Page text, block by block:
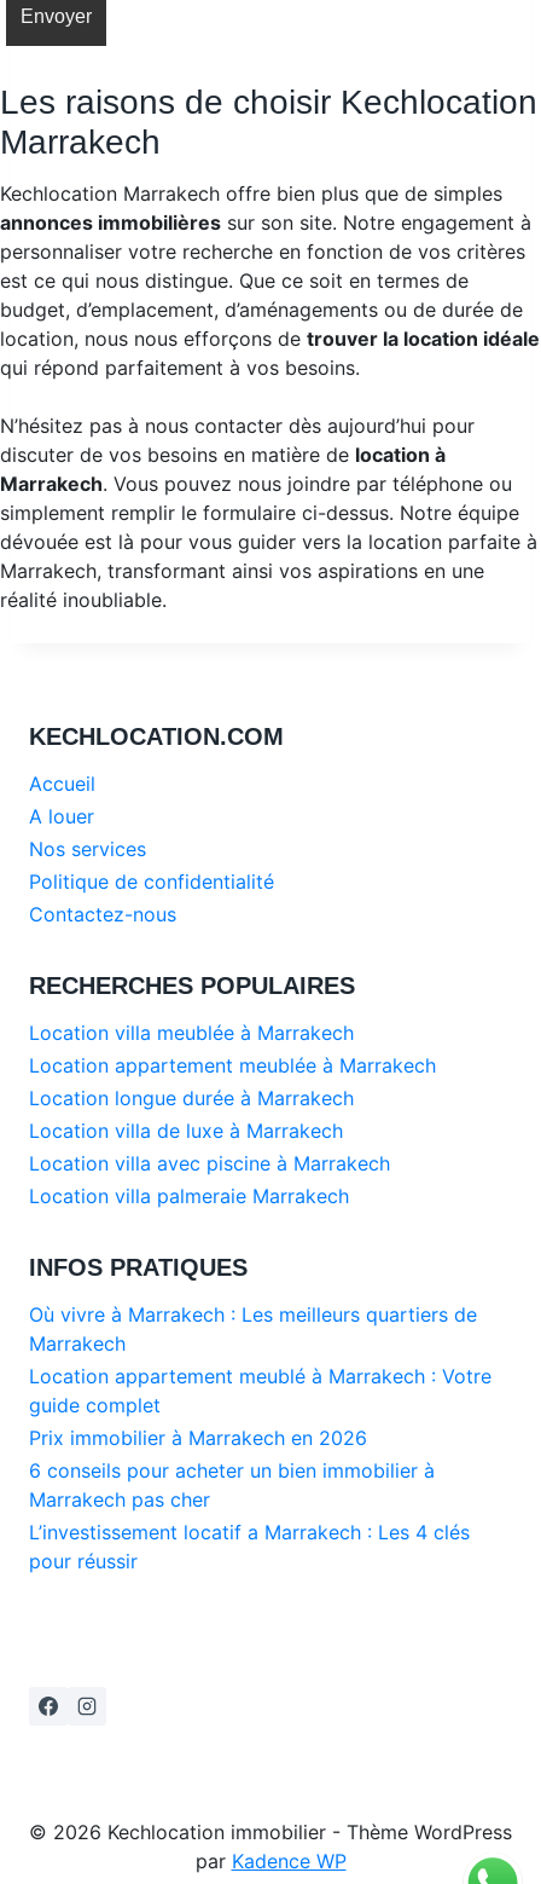
Les raisons de choisir Kechlocation
Marrakech
Kechlocation Marrakech offre bien plus que de simples
annonces immobilières sur son site. Notre engagement à
personnaliser votre recherche en fonction de vos critères
est ce qui nous distingue. Que ce soit en termes de
budget, d’emplacement, d’aménagements ou de durée de
location, nous nous efforçons de trouver la location idéale
qui répond parfaitement à vos besoins.
N’hésitez pas à nous contacter dès aujourd’hui pour
discuter de vos besoins en matière de location à
Marrakech. Vous pouvez nous joindre par téléphone ou
simplement remplir le formulaire ci-dessus. Notre équipe
dévouée est là pour vous guider vers la location parfaite à
Marrakech, transformant ainsi vos aspirations en une
réalité inoubliable.
KECHLOCATION.COM
Accueil
A louer
Nos services
Politique de confidentialité
Contactez-nous
RECHERCHES POPULAIRES
Location villa meublée à Marrakech
Location appartement meublée à Marrakech
Location longue durée à Marrakech
Location villa de luxe à Marrakech
Location villa avec piscine à Marrakech
Location villa palmeraie Marrakech
INFOS PRATIQUES
Où vivre à Marrakech : Les meilleurs quartiers de
Marrakech
Location appartement meublé à Marrakech : Votre
guide complet
Prix immobilier à Marrakech en 2026
6 conseils pour acheter un bien immobilier à
Marrakech pas cher
L’investissement locatif a Marrakech : Les 4 clés
pour réussir
© 2026 Kechlocation immobilier - Thème WordPress
par Kadence WP